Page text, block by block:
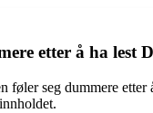
etter å ha lest
seg dummere